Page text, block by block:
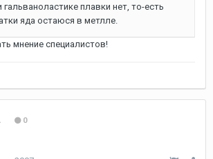
гальваноластике плавки нет, то-есть
яда остаюся в метлле.
мнение специалистов!
0